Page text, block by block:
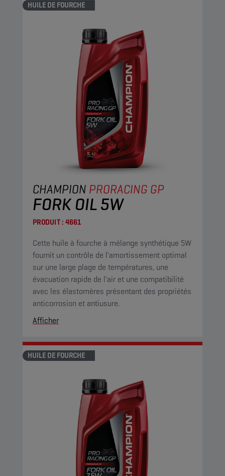
HUILE DE FOURCHE
CHAMPION PRORACING GP
FORK OIL 5W
PRODUIT : 4661
Cette huile à fourche à mélange synthétique 5W
fournit un contrôle de l'amortissement optimal
sur une large plage de températures, une
évacuation rapide de l'air et une compatibilité
avec les élastomères présentant des propriétés
anticorrosion et antiusure.
Afficher
HUILE DE FOURCHE